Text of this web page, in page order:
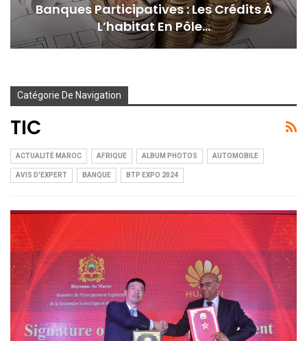
Banques Participatives : Les Crédits À
L’habitat En Pôle…
Catégorie De Navigation
TIC
ACTUALITÉ MAROC AFRIQUE ALBUM PHOTOS AUTOMOBILE
AVIS D'EXPERT BANQUE BTP EXPO 2024